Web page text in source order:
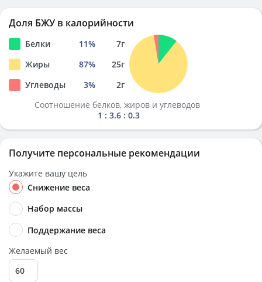
Доля БЖУ в калорийности
Белки 11% 7г
Жиры
87% 25г
Углеводы
3% 2г
Соотношение белков, жиров и углеводов
1 : 3.6 : 0.3
Получите персональные рекомендации
Укажите вашу цель
Снижение веса
Набор массы
Поддержание веса
Желаемый вес